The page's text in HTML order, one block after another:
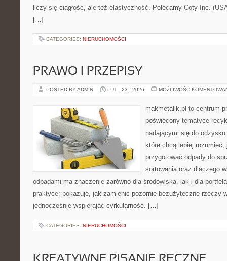
liczy się ciągłość, ale też elastyczność. Polecamy Coty Inc.
[…]
CATEGORIES: NIERUCHOMOŚCI
PRAWO I PRZEPISY
POSTED BY ADMIN LUT - 23 - 2026 MOŻLIWOŚĆ
makmetalik.pl to centrum
poświęcony tematyce
nadającymi się do
które chcą lepiej rozumieć,
przygotować odpady do
sortowania oraz dlaczego
odpadami ma znaczenie zarówno dla środowiska, jak i dla
praktyce: pokazuje, jak zamienić pozornie bezużyteczne rzeczy
jednocześnie wspierając cyrkularność. […]
CATEGORIES: NIERUCHOMOŚCI